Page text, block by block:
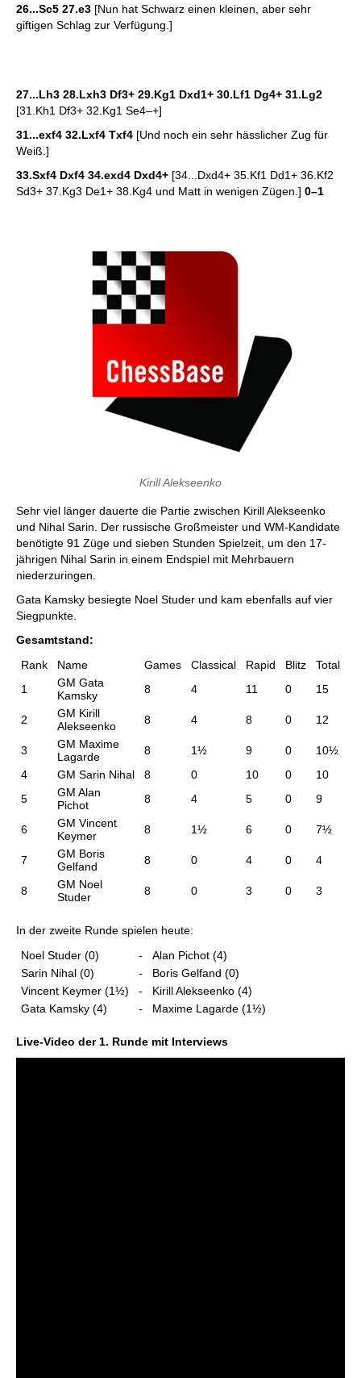
26...Sc5 27.e3 [Nun hat Schwarz einen kleinen, aber sehr
giftigen Schlag zur Verfügung.]
27...Lh3 28.Lxh3 Df3+ 29.Kg1 Dxd1+ 30.Lf1 Dg4+ 31.Lg2
[31.Kh1 Df3+ 32.Kg1 Se4–+]
31...exf4 32.Lxf4 Txf4 [Und noch ein sehr hässlicher Zug für
Weiß.]
33.Sxf4 Dxf4 34.exd4 Dxd4+ [34...Dxd4+ 35.Kf1 Dd1+ 36.Kf2
Sd3+ 37.Kg3 De1+ 38.Kg4 und Matt in wenigen Zügen.] 0–1
Kirill Alekseenko
Sehr viel länger dauerte die Partie zwischen Kirill Alekseenko
und Nihal Sarin. Der russische Großmeister und WM-Kandidate
benötigte 91 Züge und sieben Stunden Spielzeit, um den 17-
jährigen Nihal Sarin in einem Endspiel mit Mehrbauern
niederzuringen.
Gata Kamsky besiegte Noel Studer und kam ebenfalls auf vier
Siegpunkte.
Gesamtstand:
Rank
Name Games Classical Rapid Blitz
Total
1
GM Gata
Kamsky
8 4 11 0 15
2
GM Kirill
Alekseenko
8 4 8 0 12
3
GM Maxime
Lagarde
8 1½ 9 0
10½
4
GM Sarin Nihal 8 0 10 0
10
5
GM Alan
Pichot
8 4 5 0 9
6
GM Vincent
Keymer
8 1½ 6 0 7½
7
GM Boris
Gelfand
8 0 4 0 4
8
GM Noel
Studer
8 0 3 0 3
In der zweite Runde spielen heute:
Noel Studer (0)
-
Alan Pichot (4)
Sarin Nihal (0)
-
Boris Gelfand (0)
Vincent Keymer (1½)
-
Kirill Alekseenko (4)
Gata Kamsky (4)
- Maxime Lagarde (1½)
Live-Video der 1. Runde mit Interviews